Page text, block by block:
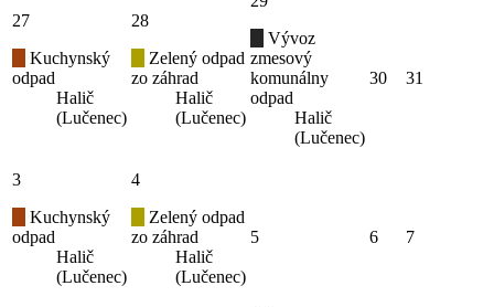
27
Kuchynský
odpad
Halič
(Lučenec)
28
Zelený odpad
zo záhrad
Halič
(Lučenec)
Vývoz
zmesový
komunálny
odpad
Halič
(Lučenec)
30 31
3
Kuchynský
odpad
Halič
(Lučenec)
4
Zelený odpad
zo záhrad
Halič
(Lučenec)
5 6 7